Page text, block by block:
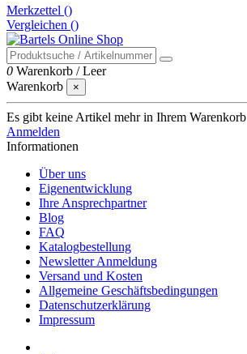
Merkzettel ()
Vergleichen ()
0 Warenkorb /Leer
Warenkorb
×
Es gibt keine Artikel mehr in Ihrem Warenkorb
Anmelden
Informationen
Über uns
Eigenentwicklung
Ihre Ansprechpartner
Blog
FAQ
Katalogbestellung
Newsletter Anmeldung
Versand und Kosten
Allgemeine Geschäftsbedingungen
Datenschutzerklärung
Impressum